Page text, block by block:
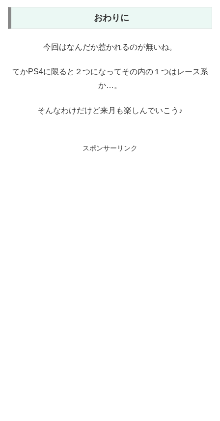
おわりに
今回はなんだか惹かれるのが無いね。
てかPS4に限ると２つになってその内の１つはレース系
か…。
そんなわけだけど来月も楽しんでいこう♪
スポンサーリンク